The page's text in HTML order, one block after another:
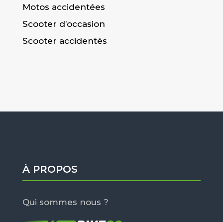
Motos accidentées
Scooter d’occasion
Scooter accidentés
À PROPOS
Qui sommes nous ?